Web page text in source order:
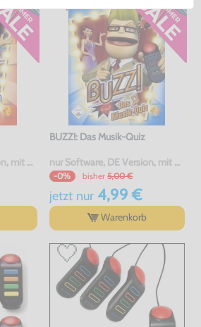
nur Software, DE Version, mit OVP, gebraucht
BUZZ!: Das Musik-Quiz
nur Software, DE Version, mit OVP, gebraucht
-0% bisher 5,00 €
jetzt nur4,99 €
Warenkorb